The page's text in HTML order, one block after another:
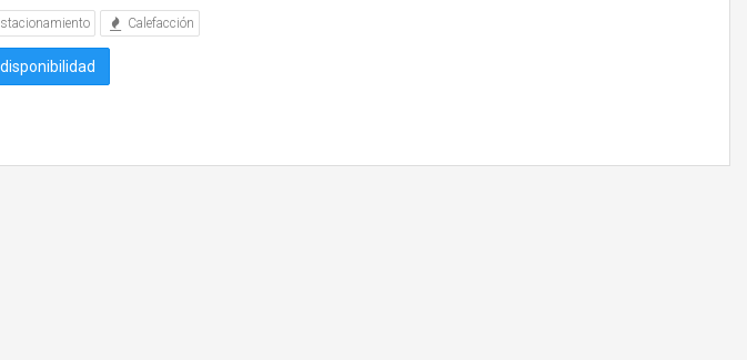
Calefacción